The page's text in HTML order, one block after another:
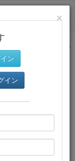
サイトトップに戻る
×
ン
イン